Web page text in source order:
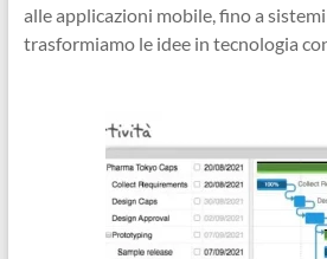
alle applicazioni mobile, fino a
trasformiamo le idee in tecnologia